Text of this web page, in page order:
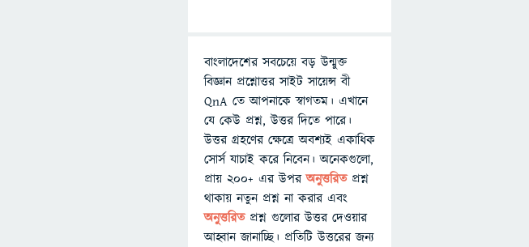
বাংলাদেশের সবচেয়ে বড় উন্মুক্ত
বিজ্ঞান প্রশ্নোত্তর সাইট সায়েন্স বী
QnA তে আপনাকে স্বাগতম। এখানে
যে কেউ প্রশ্ন, উত্তর দিতে পারে।
উত্তর গ্রহণের ক্ষেত্রে অবশ্যই একাধিক
সোর্স যাচাই করে নিবেন। অনেকগুলো,
প্রায় ২০০+ এর উপরঅনুত্তরিতপ্রশ্ন
থাকায় নতুন প্রশ্ন না করার এবং
অনুত্তরিত প্রশ্ন গুলোর উত্তর দেওয়ার
আহ্বান জানাচ্ছি। প্রতিটি উত্তরের জন্য